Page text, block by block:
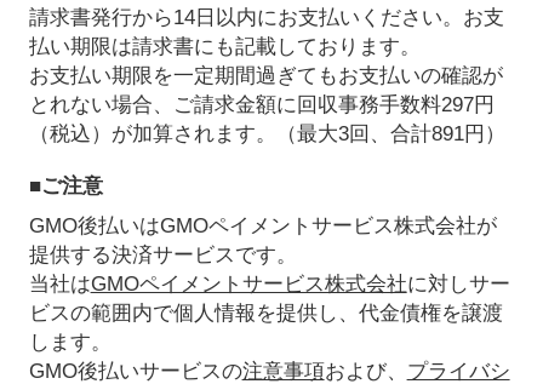
請求書発行から14日以内にお支払いください。お支
払い期限は請求書にも記載しております。
お支払い期限を一定期間過ぎてもお支払いの確認が
とれない場合、ご請求金額に回収事務手数料297円
（税込）が加算されます。（最大3回、合計891円）
■ご注意
GMO後払いはGMOペイメントサービス株式会社が
提供する決済サービスです。
当社はGMOペイメントサービス株式会社に対しサー
ビスの範囲内で個人情報を提供し、代金債権を譲渡
します。
GMO後払いサービスの注意事項および、 プライバシ